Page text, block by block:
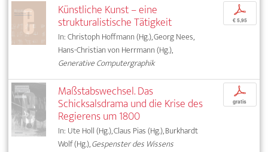
Künstliche Kunst – eine
strukturalistische Tätigkeit
In: Christoph Hoffmann (Hg.), Georg Nees,
Hans-Christian von Herrmann (Hg.),
Generative Computergraphik
p
€ 5,95
Maßstabswechsel. Das
Schicksalsdrama und die Krise des
Regierens um 1800
In: Ute Holl (Hg.), Claus Pias (Hg.), Burkhardt
Wolf (Hg.),Gespenster des Wissens
p
gratis